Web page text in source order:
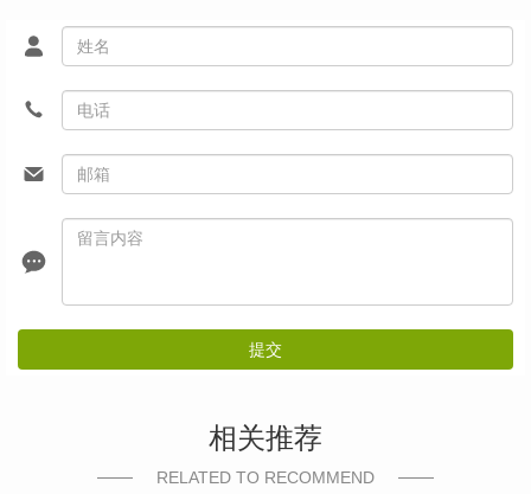
提交
相关推荐
RELATED TO RECOMMEND